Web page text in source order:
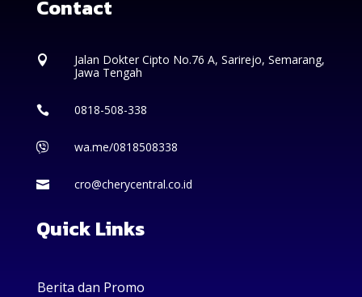
Contact

Jalan Dokter Cipto No.76 A, Sarirejo, Semarang,
Jawa Tengah
 0818-508-338
 wa.me/0818508338
 cro@cherycentral.co.id
Quick Links
Berita dan Promo